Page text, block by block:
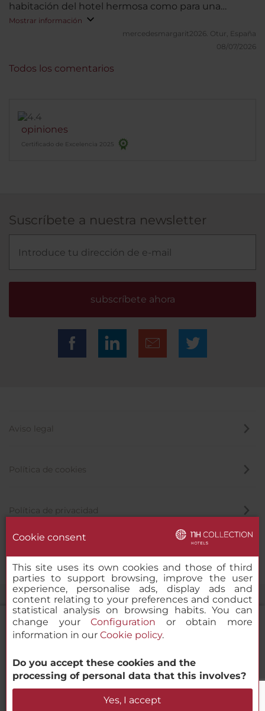
NH Collection Palacio de Burgos
Verificar disponibilidad
habitación del hotel hermosa como para una
princesa El personal todos una maravilla en
atención, amabilidad y trato cercano, el desayuno
en un lugar espectacular y un desayuno súper
Mostrar información
mercedesmargarit2026. Otur, España
08/07/2026
opiniones
Certificado de Excelencia 2025
Todos los comentarios
Suscríbete a nuestra newsletter
subscríbete ahora
Aviso legal
Política de cookies
Política de privacidad
© 2000-2026 MINOR HOTELS EUROPE & AMERICAS Santa Engracia,
Cookie consent
This site uses its own cookies and those of third
parties to support browsing, improve the user
experience, personalise ads, display ads and
content relating to your preferences and conduct
statistical analysis on browsing habits. You can
change yourConfiguration or obtain more
information in our Cookie policy.
Do you accept these cookies and the
processing of personal data that this involves?
Yes, I accept